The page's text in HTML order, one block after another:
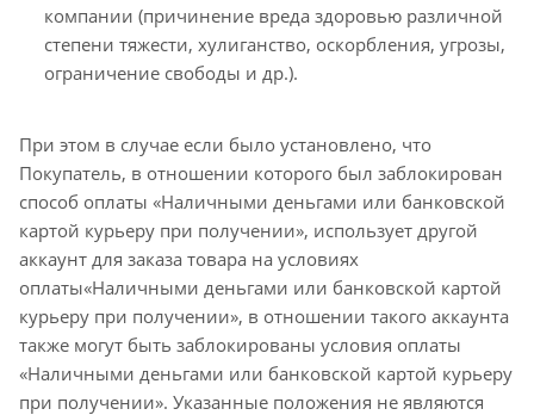
компании (причинение вреда здоровью различной
степени тяжести, хулиганство, оскорбления, угрозы,
ограничение свободы и др.).
При этом в случае если было установлено, что
Покупатель, в отношении которого был заблокирован
способ оплаты «Наличными деньгами или банковской
картой курьеру при получении», использует другой
аккаунт для заказа товара на условиях
оплаты«Наличными деньгами или банковской картой
курьеру при получении», в отношении такого аккаунта
также могут быть заблокированы условия оплаты
«Наличными деньгами или банковской картой курьеру
при получении». Указанные положения не являются